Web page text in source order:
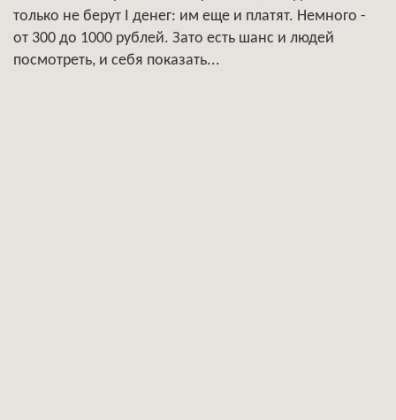
только не берут I денег: им еще и платят. Немного -
от 300 до 1000 рублей. Зато есть шанс и людей
посмотреть, и себя показать...